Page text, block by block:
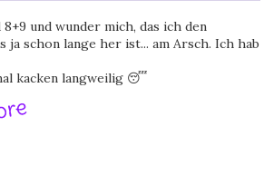
und wunder mich, das ich den
ja schon lange her ist... am Arsch. Ich hab
kacken langweilig 😴